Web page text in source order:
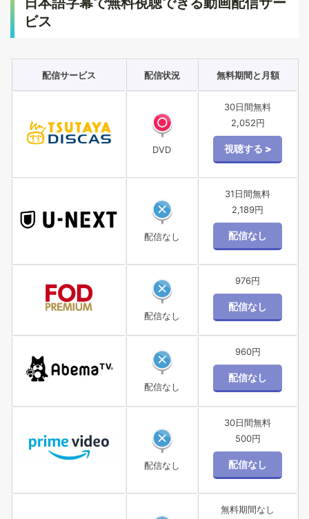
ビス
配信サービス 配信状況 無料期間と月額
DVD
30日間無料
2,052円
配信なし
31日間無料
2,189円
配信なし
976円
配信なし
960円
配信なし
30日間無料
500円
無料期間なし